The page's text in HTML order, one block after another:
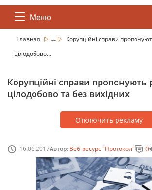
Меню
Главная ...
Корупційні справи
цілодобово...
Корупційні справи пропонують
цілодобово та без вихідних
Отключить рекламу
16.06.2017Автор: Веб-ресурс "Протокол" 0